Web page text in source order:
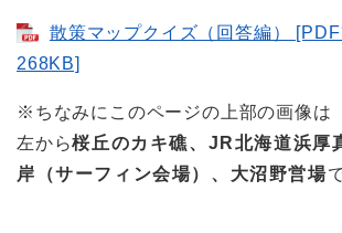
散策マップクイズ（回答編）
268KB]
※ちなみにこのページの上部の画像は
左から桜丘のカキ礁、JR北海道浜厚
岸（サーフィン会場）、大沼野営場